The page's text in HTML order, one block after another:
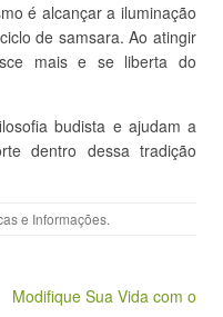
é alcançar a iluminação
de samsara. Ao atingir
mais e se liberta do
budista e ajudam a
dentro dessa tradição
e Informações.
Modifique Sua Vida com o